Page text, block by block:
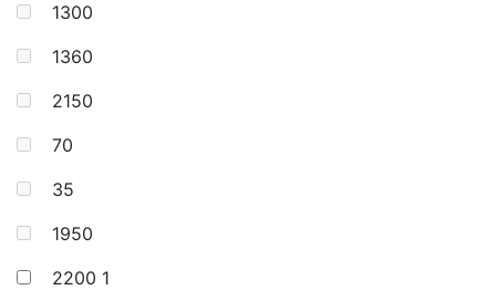
1300
1360
2150
70
35
1950
2200 1